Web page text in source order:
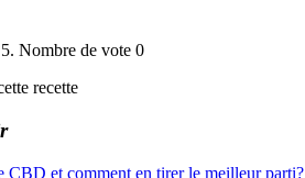
Nombre de vote 0
recette
CBD et comment en tirer le meilleur parti?